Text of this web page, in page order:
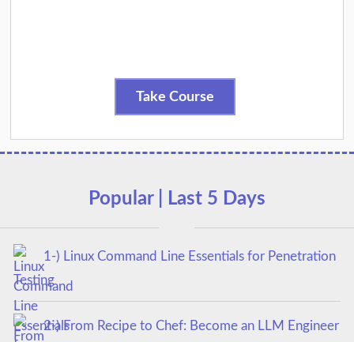
Take Course
Popular | Last 5 Days
1-) Linux Command Line Essentials for Penetration
Testing
2-) From Recipe to Chef: Become an LLM Engineer